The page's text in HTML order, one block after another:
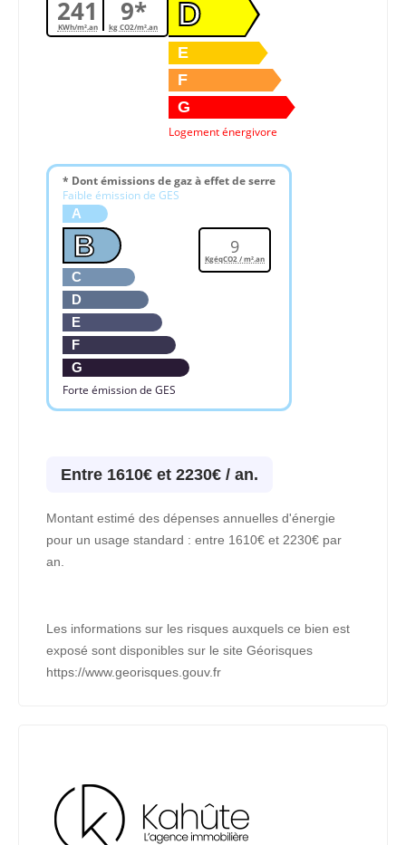
241
KWh/m².an 9*
kg CO2/m².an D
E
F
G
Logement énergivore
* Dont émissions de gaz à effet de serre
Faible émission de GES
A
B
C
D
E
F
G
Forte émission de GES
9
KgéqCO2 / m².an
Entre 1610€ et 2230€ / an.
Montant estimé des dépenses annuelles d'énergie
pour un usage standard : entre 1610€ et 2230€ par
an.
Les informations sur les risques auxquels ce bien est
exposé sont disponibles sur le site Géorisques
https://www.georisques.gouv.fr